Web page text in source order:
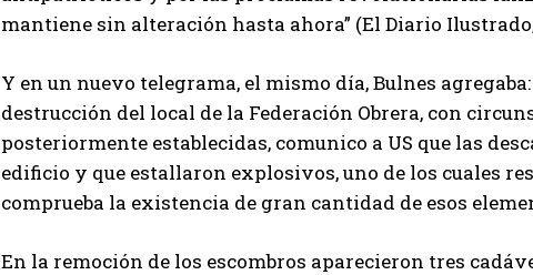
mantiene sin alteración hasta ahora” (El Diario Ilustrado;
Y en un nuevo telegrama, el mismo día, Bulnes
destrucción del local de la Federación Obrera, con
posteriormente establecidas, comunico a US que las
edificio y que estallaron explosivos, uno de los cuales
comprueba la existencia de gran cantidad de esos
En la remoción de los escombros aparecieron tres